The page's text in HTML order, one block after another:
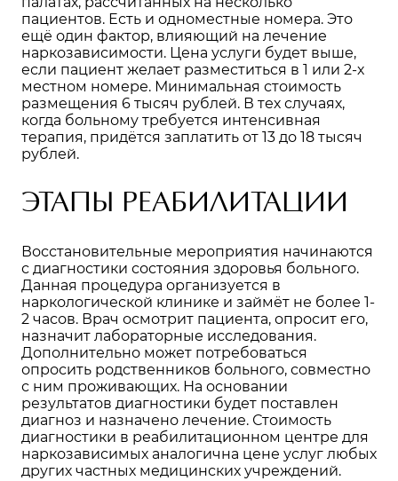
пациентов. Есть и одноместные номера. Это
ещё один фактор, влияющий на лечение
наркозависимости. Цена услуги будет выше,
если пациент желает разместиться в 1 или 2-х
местном номере. Минимальная стоимость
размещения 6 тысяч рублей. В тех случаях,
когда больному требуется интенсивная
терапия, придётся заплатить от 13 до 18 тысяч
рублей.
ЭТАПЫ РЕАБИЛИТАЦИИ
Восстановительные мероприятия начинаются
с диагностики состояния здоровья больного.
Данная процедура организуется в
наркологической клинике и займёт не более 1-
2 часов. Врач осмотрит пациента, опросит его,
назначит лабораторные исследования.
Дополнительно может потребоваться
опросить родственников больного, совместно
с ним проживающих. На основании
результатов диагностики будет поставлен
диагноз и назначено лечение. Стоимость
диагностики в реабилитационном центре для
наркозависимых аналогична цене услуг любых
других частных медицинских учреждений.